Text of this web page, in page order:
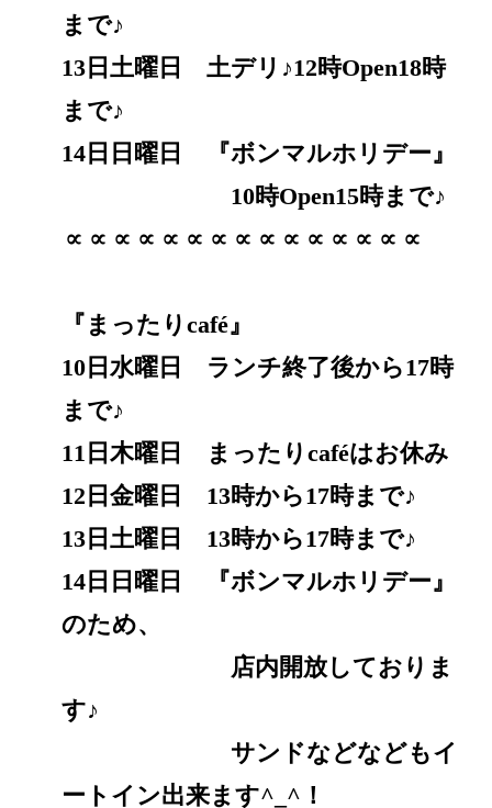
まで♪
13日土曜日 土デリ♪12時Open18時
まで♪
14日日曜日 『ボンマルホリデー』
10時Open15時まで♪
∝∝∝∝∝∝∝∝∝∝∝∝∝∝∝
『まったりcafé』
10日水曜日 ランチ終了後から17時
まで♪
11日木曜日 まったりcaféはお休み
12日金曜日 13時から17時まで♪
13日土曜日 13時から17時まで♪
14日日曜日 『ボンマルホリデー』
のため、
店内開放しておりま
す♪
サンドなどなどもイ
ートイン出来ます^_^！